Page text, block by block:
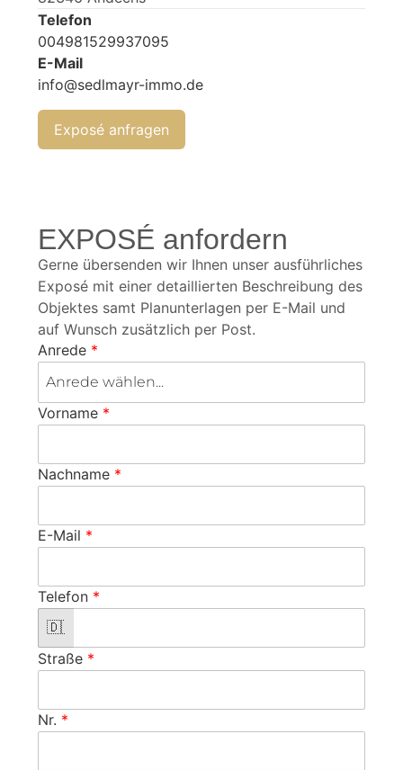
Telefon
004981529937095
E-Mail
info@sedlmayr-immo.de
Exposé anfragen
EXPOSÉ anfordern
Gerne übersenden wir Ihnen unser ausführliches
Exposé mit einer detaillierten Beschreibung des
Objektes samt Planunterlagen per E-Mail und
auf Wunsch zusätzlich per Post.
Anrede *
Anrede wählen...
Vorname *
Nachname *
E-Mail *
Telefon *
Straße *
Nr. *